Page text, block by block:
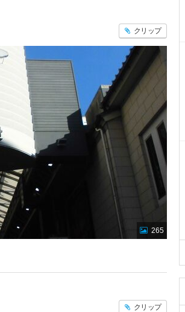
クリップ
265
クリップ